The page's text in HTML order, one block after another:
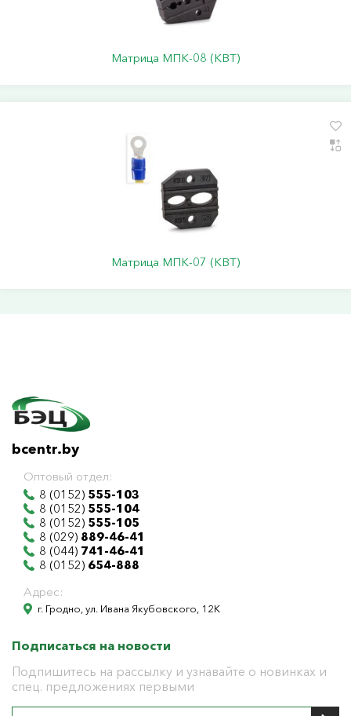
Матрица МПК-08 (КВТ)
Матрица МПК-07 (КВТ)
bcentr.by
Оптовый отдел:
8 (0152) 555-103
8 (0152) 555-104
8 (0152) 555-105
8 (029) 889-46-41
8 (044) 741-46-41
8 (0152) 654-888
Адрес:
г. Гродно, ул. Ивана Якубовского, 12К
Подписаться на новости
Подпишитесь на рассылку и узнавайте о новинках и
спец. предложениях первыми